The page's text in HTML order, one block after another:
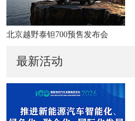
北京越野泰钽700预售发布会
最新活动